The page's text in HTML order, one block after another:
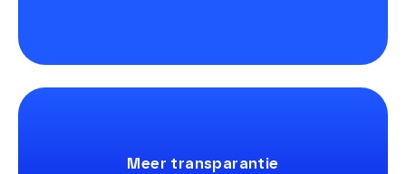
Meer transparantie